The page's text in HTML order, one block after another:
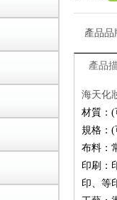
產品品
產品
海天化
材質：(
規格：(
布料：
印刷：
印、等